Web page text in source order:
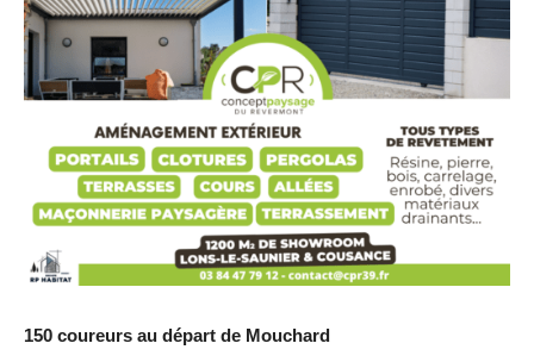
150 coureurs au départ de Mouchard